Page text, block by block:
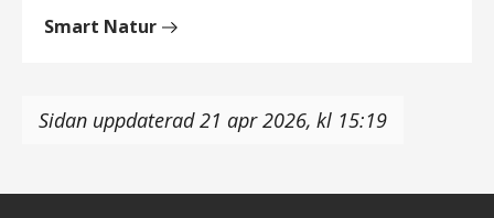
Smart Natur
Sidan uppdaterad 21 apr 2026, kl 15:19